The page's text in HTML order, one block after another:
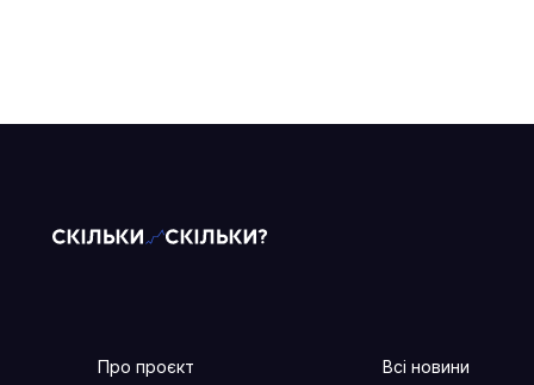
Про проєкт
Всі новини